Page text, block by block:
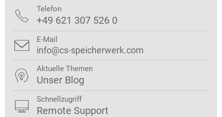
 Telefon
+49 621 307 526 0
 E-Mail
info@cs-speicherwerk.com
 Aktuelle Themen
Unser Blog
 Schnellzugriff
Remote Support